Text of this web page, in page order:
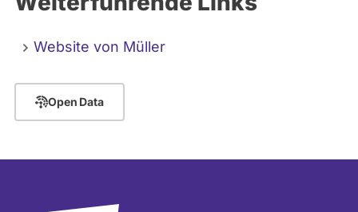
Website von Müller
Open Data